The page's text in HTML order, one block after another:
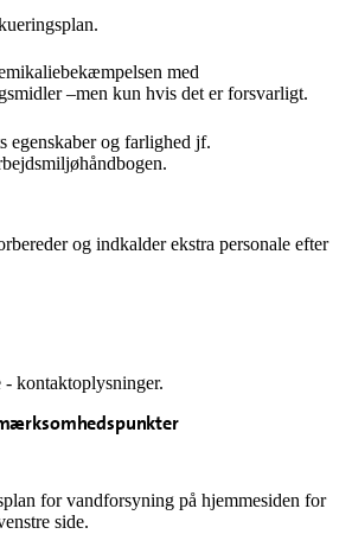
med
–men kun hvis det er forsvarligt.
egenskaber og farlighed jf.
og indkalder ekstra personale efter
- kontaktoplysninger.
for vandforsyning på hjemmesiden for
side.